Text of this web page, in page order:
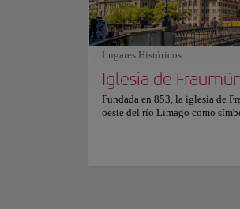
lo convierte en una visita
cocina local en un entorno
reservas y precios, consulte su
Lugares Históricos
Iglesia de
Fundada en 853, la iglesia de
oeste del río Limago como